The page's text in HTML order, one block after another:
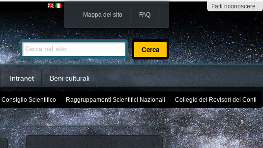
Fatti riconoscere
Mappa del sito FAQ
Cerca nel sito
Ricerca
avanzata…
Intranet Beni culturali
Consiglio Scientifico Raggruppamenti Scientifici Nazionali Collegio dei Revisori dei Conti